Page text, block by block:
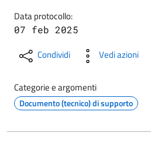
Data protocollo:
07 feb 2025
Condividi Vedi azioni
Categorie e argomenti
Documento (tecnico) di supporto